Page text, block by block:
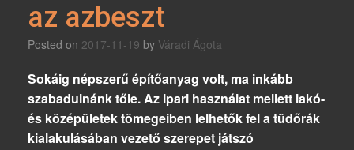
az azbeszt
Posted on 2017-11-19 by Váradi Ágota
Sokáig népszerű építőanyag volt, ma inkább
szabadulnánk tőle. Az ipari használat mellett lakó-
és középületek tömegeiben lelhetők fel a tüdőrák
kialakulásában vezető szerepet játszó